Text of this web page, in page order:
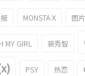
MONSTA X 图片
MY GIRL 裴秀智
PSY 热恋